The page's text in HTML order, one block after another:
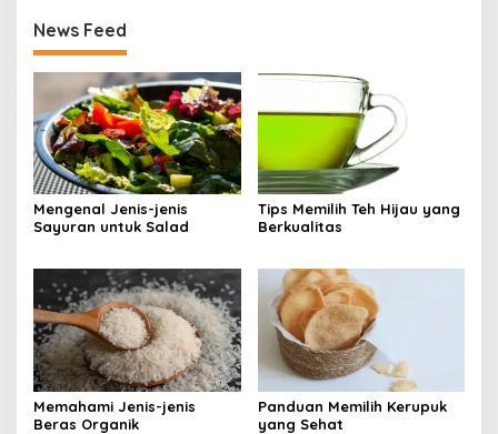
News Feed
Mengenal Jenis-jenis
Sayuran untuk Salad
Tips Memilih Teh Hijau yang
Berkualitas
Memahami Jenis-jenis
Beras Organik
Panduan Memilih Kerupuk
yang Sehat